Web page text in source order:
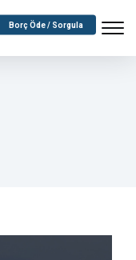
Borç Öde / Sorgula